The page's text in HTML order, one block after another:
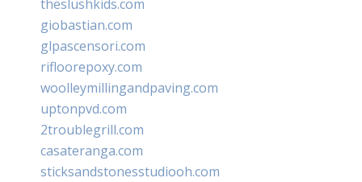
theslushkids.com
giobastian.com
glpascensori.com
rifloorepoxy.com
woolleymillingandpaving.com
uptonpvd.com
2troublegrill.com
casateranga.com
sticksandstonesstudiooh.com